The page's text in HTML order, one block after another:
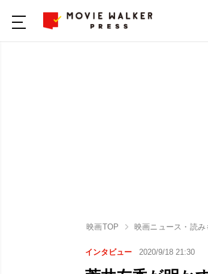
映画TOP 映画ニュース・読み
インタビュー 2020/9/18 21:30